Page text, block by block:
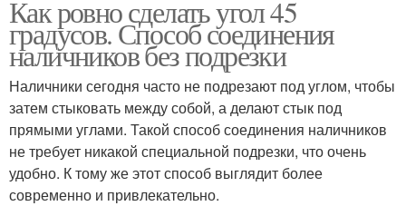
Градусы на циркулярке
транспортира
Как ровно сделать угол 45
градусов. Способ соединения
наличников без подрезки
Наличники сегодня часто не подрезают под углом, чтобы
затем стыковать между собой, а делают стык под
прямыми углами. Такой способ соединения наличников
не требует никакой специальной подрезки, что очень
удобно. К тому же этот способ выглядит более
современно и привлекательно.